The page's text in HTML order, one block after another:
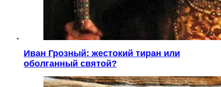
Иван Грозный: жестокий тиран или
оболганный святой?